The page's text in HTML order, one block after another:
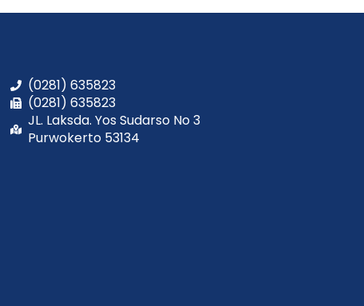
(0281) 635823
(0281) 635823
JL. Laksda. Yos Sudarso No 3
Purwokerto 53134